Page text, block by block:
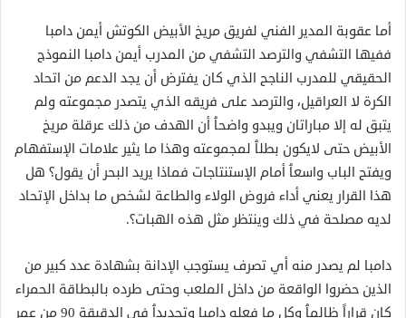
أما عقوبة المدير الفني لفريق مريخ الأبيض الكوتش أيمن دامبا
ففيها التشفي والترصد التشفي من المدرب أيمن دامبا النموذج
الحقيقي للمدرب الناجح الذي كان يفترض أن يجد الدعم من اتحاد
الكرة لا العراقيل، والترصد على فريقه الذي يتصدر مجموعته ولم
يتبق له إلا مباراتان ويبدو واضحٱ أن الهدف من ذلك عرقلة مريخ
الأبيض حتى لايكون بطلٱ لمجموعته وهذا ما يثير علامات الإستفهام
ويفتح الباب واسعٱ أمام الإستنتاجات فماذا يريد البحر أن يقول؟ هل
هذا القرار يعني أداء فروض الولاء والطاعة لشخص ما بداخل الإتحاد
لديه مصلحة في ذلك وينتظر مثل هذه الهبات؟.
دامبا لم يصدر منه أي تصرف يستوجب الإدانة بشهادة عدد كبير من
الذين حضروا الواقعة من داخل الملعب وحتى طرده بالبطاقة الحمراء
كان قراراً ظالمٱ وكل ما فعله دامبا وتحديدٱ في الدقيقة 90 من عمر